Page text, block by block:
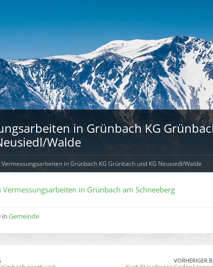
in Grünbach KG
Walde
Vermessungsarbeiten in Grünbach KG Grünbach und KG Neusiedl/Walde
in Grünbach am Schneeberg
in Gemeinde
VORHERIGER